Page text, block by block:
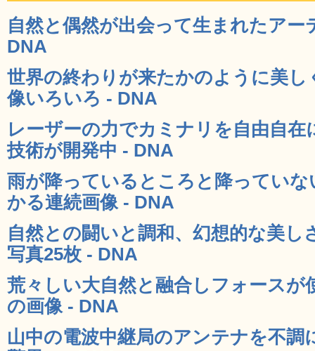
自然と偶然が出会って生まれたア
DNA
世界の終わりが来たかのように美し
像いろいろ - DNA
レーザーの力でカミナリを自由自
技術が開発中 - DNA
雨が降っているところと降ってい
かる連続画像 - DNA
自然との闘いと調和、幻想的な美し
写真25枚 - DNA
荒々しい大自然と融合しフォースが
の画像 - DNA
山中の電波中継局のアンテナを不調